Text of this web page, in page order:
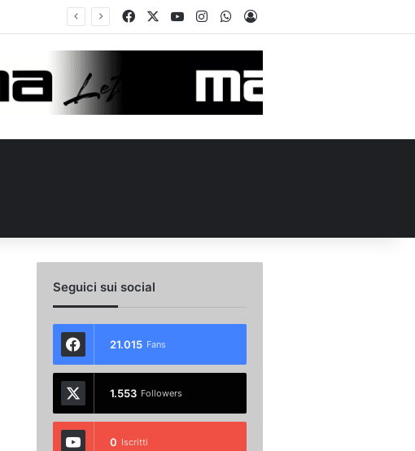
FacebookYou TubeInstagramWhatsApp
Accedi
Seguici sui social
21.015 Fans
1.553 Followers
0 Iscritti